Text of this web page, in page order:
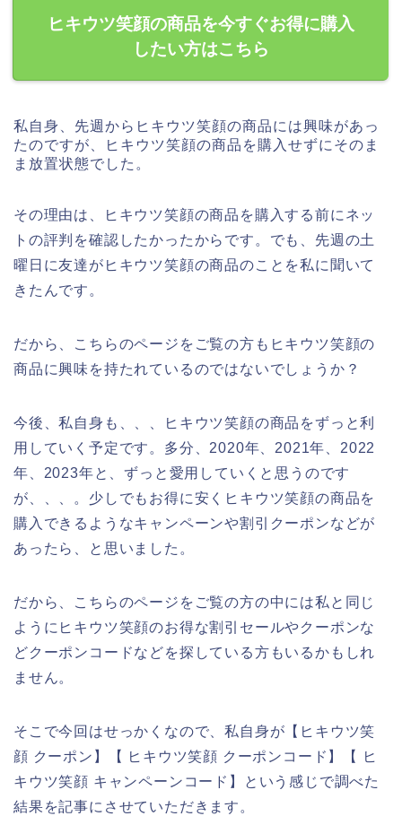
ヒキウツ笑顔の商品を今すぐお得に購入
したい方はこちら
私自身、先週からヒキウツ笑顔の商品には興味があっ
たのですが、ヒキウツ笑顔の商品を購入せずにそのま
ま放置状態でした。
その理由は、ヒキウツ笑顔の商品を購入する前にネッ
トの評判を確認したかったからです。でも、先週の土
曜日に友達がヒキウツ笑顔の商品のことを私に聞いて
きたんです。
だから、こちらのページをご覧の方もヒキウツ笑顔の
商品に興味を持たれているのではないでしょうか？
今後、私自身も、、、ヒキウツ笑顔の商品をずっと利
用していく予定です。多分、2020年、2021年、2022
年、2023年と、ずっと愛用していくと思うのです
が、、、。少しでもお得に安くヒキウツ笑顔の商品を
購入できるようなキャンペーンや割引クーポンなどが
あったら、と思いました。
だから、こちらのページをご覧の方の中には私と同じ
ようにヒキウツ笑顔のお得な割引セールやクーポンな
どクーポンコードなどを探している方もいるかもしれ
ません。
そこで今回はせっかくなので、私自身が【ヒキウツ笑
顔 クーポン】【 ヒキウツ笑顔 クーポンコード】【 ヒ
キウツ笑顔 キャンペーンコード】という感じで調べた
結果を記事にさせていただきます。